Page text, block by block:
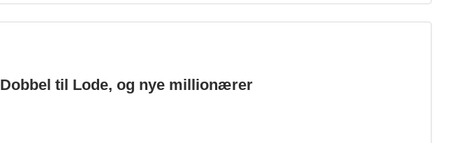
Dobbel til Lode, og nye millionærer